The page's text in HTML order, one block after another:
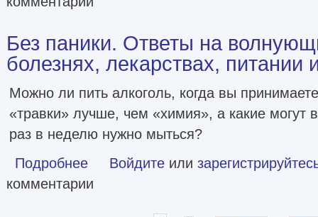
Без паники. Ответы на
болезнях, лекарствах, питании
Можно ли пить алкоголь, когда вы
«травки» лучше, чем «химия», а какие могут
раз в неделю нужно мыться?
Подробнее о Без паники. Ответы на волнующие вопросы о
Войдите или
комментарии